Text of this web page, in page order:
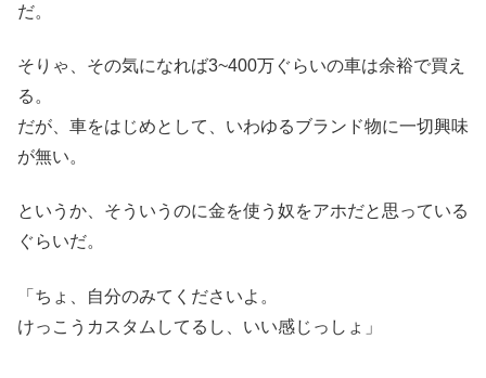
だ。
そりゃ、その気になれば3~400万ぐらいの車は余裕で買え
る。
だが、車をはじめとして、いわゆるブランド物に一切興味
が無い。
というか、そういうのに金を使う奴をアホだと思っている
ぐらいだ。
「ちょ、自分のみてくださいよ。
けっこうカスタムしてるし、いい感じっしょ」